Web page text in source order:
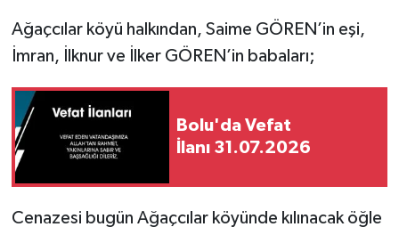
Ağaçcılar köyü halkından, Saime GÖREN’in eşi,
İmran, İlknur ve İlker GÖREN’in babaları;
Bolu'da Vefat
İlanı 31.07.2026
Cenazesi bugün Ağaçcılar köyünde kılınacak öğle